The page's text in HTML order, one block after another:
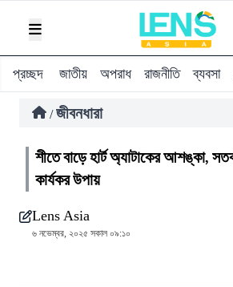
প্রচ্ছদ জাতীয় অপরাধ রাজনীতি ব্যবসা
/ জীবনধারা
শীতে বাড়ে হার্ট অ্যাটাকের আশঙ্কা,
কার্যকর উপায়
Lens Asia
৬ নভেম্বর, ২০২৫ সকাল ০৯:১০